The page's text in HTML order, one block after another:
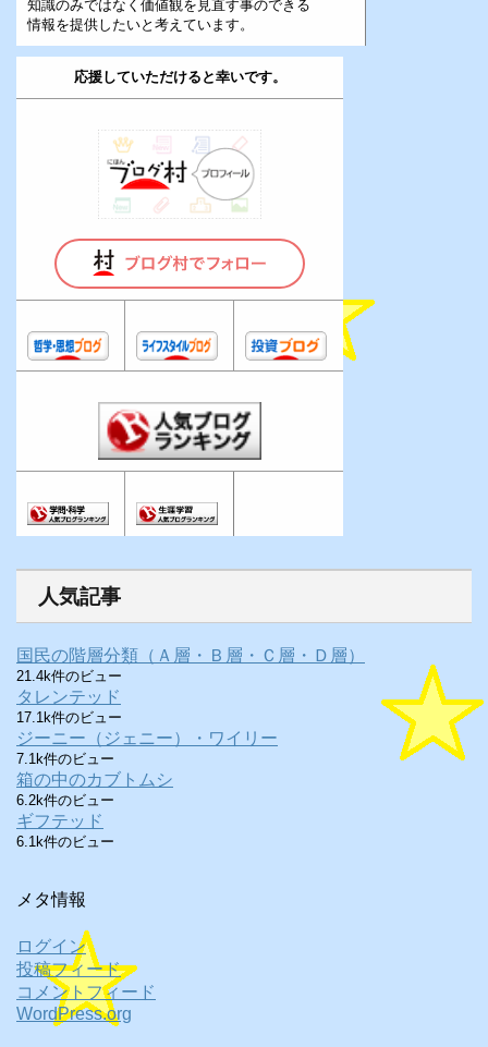
知識のみではなく価値観を見直す事のできる
情報を提供したいと考えています。
応援していただけると幸いです。
人気記事
国民の階層分類（Ａ層・Ｂ層・Ｃ層・Ｄ層）
21.4k件のビュー
タレンテッド
17.1k件のビュー
ジーニー（ジェニー）・ワイリー
7.1k件のビュー
箱の中のカブトムシ
6.2k件のビュー
ギフテッド
6.1k件のビュー
メタ情報
ログイン
投稿フィード
コメントフィード
WordPress.org